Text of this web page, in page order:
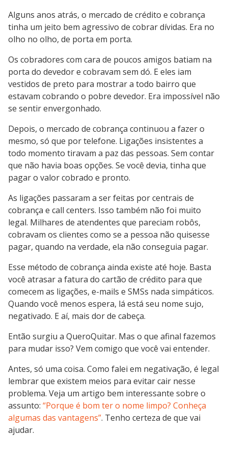
Alguns anos atrás, o mercado de crédito e cobrança
tinha um jeito bem agressivo de cobrar dívidas. Era no
olho no olho, de porta em porta.
Os cobradores com cara de poucos amigos batiam na
porta do devedor e cobravam sem dó. E eles iam
vestidos de preto para mostrar a todo bairro que
estavam cobrando o pobre devedor. Era impossível não
se sentir envergonhado.
Depois, o mercado de cobrança continuou a fazer o
mesmo, só que por telefone. Ligações insistentes a
todo momento tiravam a paz das pessoas. Sem contar
que não havia boas opções. Se você devia, tinha que
pagar o valor cobrado e pronto.
As ligações passaram a ser feitas por centrais de
cobrança e call centers. Isso também não foi muito
legal. Milhares de atendentes que pareciam robôs,
cobravam os clientes como se a pessoa não quisesse
pagar, quando na verdade, ela não conseguia pagar.
Esse método de cobrança ainda existe até hoje. Basta
você atrasar a fatura do cartão de crédito para que
comecem as ligações, e-mails e SMSs nada simpáticos.
Quando você menos espera, lá está seu nome sujo,
negativado. E aí, mais dor de cabeça.
Então surgiu a QueroQuitar. Mas o que afinal fazemos
para mudar isso? Vem comigo que você vai entender.
Antes, só uma coisa. Como falei em negativação, é legal
lembrar que existem meios para evitar cair nesse
problema. Veja um artigo bem interessante sobre o
assunto: “Porque é bom ter o nome limpo? Conheça
algumas das vantagens”. Tenho certeza de que vai
ajudar.